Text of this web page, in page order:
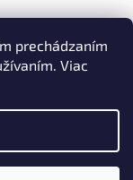
prechádzaním
Viac